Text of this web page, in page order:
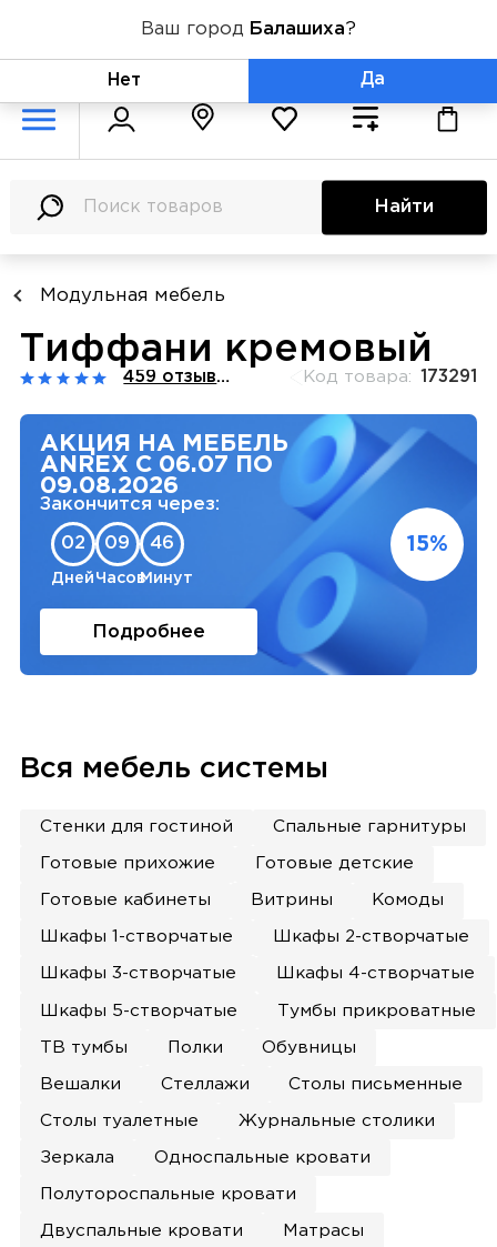
+7 (800) 775-71-06
Найти
Модульная мебель
Тиффани кремовый
Код товара: 173291
459 отзывов
15%
АКЦИЯ НА МЕБЕЛЬ
ANREX С 06.07 ПО
09.08.2026
Закончится через:
02 09 46
Дней ЧасовМинут
Подробнее
Вся мебель системы
Стенки для гостиной Спальные гарнитуры
Готовые прихожие Готовые детские
Готовые кабинеты Витрины Комоды
Шкафы 1-створчатые Шкафы 2-створчатые
Шкафы 3-створчатые Шкафы 4-створчатые
Шкафы 5-створчатые Тумбы прикроватные
ТВ тумбы Полки Обувницы
Вешалки Стеллажи Столы письменные
Столы туалетные Журнальные столики
Зеркала Односпальные кровати
Полутороспальные кровати
Двуспальные кровати Матрасы
Ваш город Балашиха?
Нет Да